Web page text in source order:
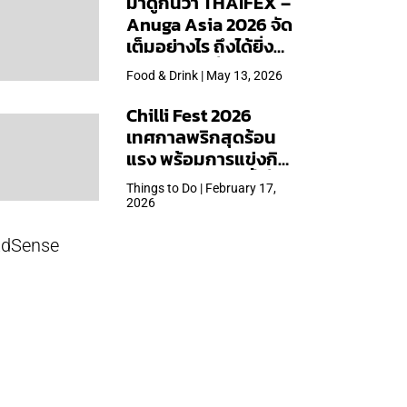
Anuga Asia 2026 จัด
เต็มอย่างไร ถึงได้ยิ่ง
ใหญ่สุดเท่าที่เคยจัดมา
Food & Drink | May 13, 2026
Chilli Fest 2026
เทศกาลพริกสุดร้อน
แรง พร้อมการแข่งกิน
พริก จัด 28 มี.ค.นี้ ที่โรง
แรมคิมป์ตัน มาลัยฯ
Things to Do | February 17,
2026